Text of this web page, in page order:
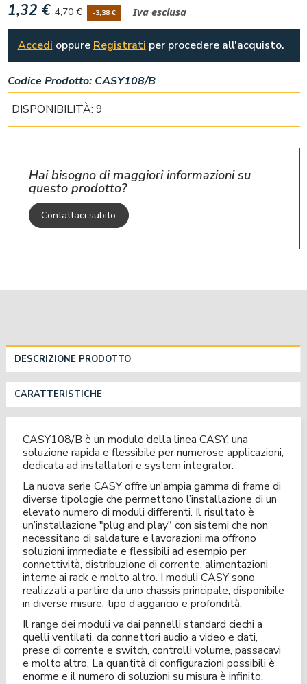
1,32 € 4,70 € -3,38 € Iva esclusa
Accedi oppure Registrati per procedere all'acquisto.
Codice Prodotto: CASY108/B
DISPONIBILITÀ: 9
Hai bisogno di maggiori informazioni su
questo prodotto?
Contattaci subito
DESCRIZIONE PRODOTTO
CARATTERISTICHE
CASY108/B è un modulo della linea CASY, una
soluzione rapida e flessibile per numerose applicazioni,
dedicata ad installatori e system integrator.
La nuova serie CASY offre un’ampia gamma di frame di
diverse tipologie che permettono l’installazione di un
elevato numero di moduli differenti. Il risultato è
un’installazione "plug and play" con sistemi che non
necessitano di saldature e lavorazioni ma offrono
soluzioni immediate e flessibili ad esempio per
connettività, distribuzione di corrente, alimentazioni
interne ai rack e molto altro. I moduli CASY sono
realizzati a partire da uno chassis principale, disponibile
in diverse misure, tipo d’aggancio e profondità.
Il range dei moduli va dai pannelli standard ciechi a
quelli ventilati, da connettori audio a video e dati,
prese di corrente e switch, controlli volume, passacavi
e molto altro. La quantità di configurazioni possibili è
enorme e il numero di soluzioni su misura è infinito.